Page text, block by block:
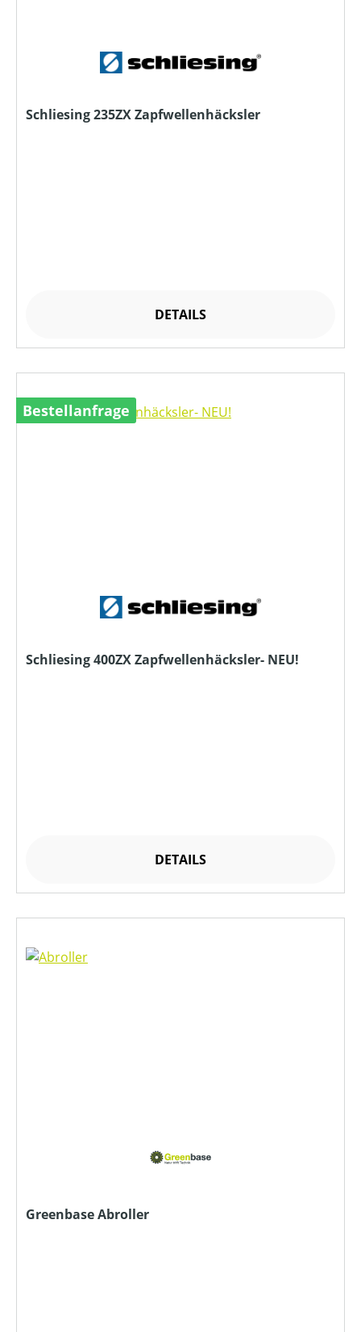
Schliesing 235ZX Zapfwellenhäcksler
DETAILS
Bestellanfrage
Schliesing 400ZX Zapfwellenhäcksler- NEU!
DETAILS
Greenbase Abroller